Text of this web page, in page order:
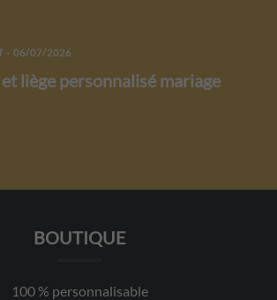
- 06/07/2026
liège personnalisé mariage
BOUTIQUE
100 % personnalisable